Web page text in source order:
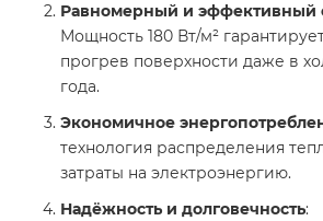
Равномерный и эффективный
Мощность 180 Вт/м²
прогрев поверхности даже в
года.
Экономичное
технология распределения
затраты на электроэнергию.
Надёжность и долговечность: